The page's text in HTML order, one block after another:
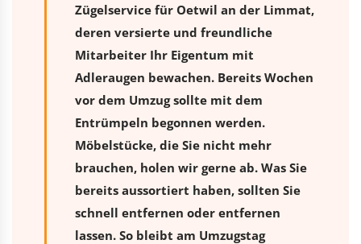
Zügelservice für Oetwil an der Limmat,
deren versierte und freundliche
Mitarbeiter Ihr Eigentum mit
Adleraugen bewachen. Bereits Wochen
vor dem Umzug sollte mit dem
Entrümpeln begonnen werden.
Möbelstücke, die Sie nicht mehr
brauchen, holen wir gerne ab. Was Sie
bereits aussortiert haben, sollten Sie
schnell entfernen oder entfernen
lassen. So bleibt am Umzugstag